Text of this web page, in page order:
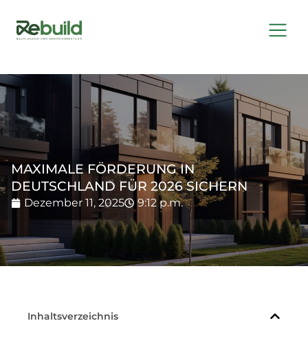
MAXIMALE FÖRDERUNG IN
DEUTSCHLAND FÜR 2026 SICHERN
Dezember 11, 2025 9:12 p.m.
Inhaltsverzeichnis